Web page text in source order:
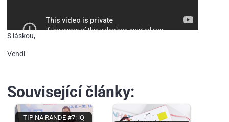
S láskou,
Vendi
Související články:
TIP NA RANDE #7: iQ